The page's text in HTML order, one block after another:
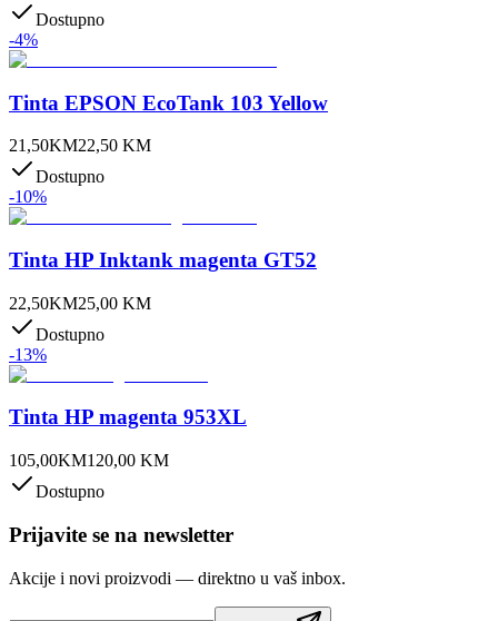
Dostupno
-4%
Tinta EPSON EcoTank 103 Yellow
21,50KM22,50 KM
Dostupno
-10%
Tinta HP Inktank magenta GT52
22,50KM25,00 KM
Dostupno
-13%
Tinta HP magenta 953XL
105,00KM120,00 KM
Dostupno
Prijavite se na newsletter
Akcije i novi proizvodi — direktno u vaš inbox.